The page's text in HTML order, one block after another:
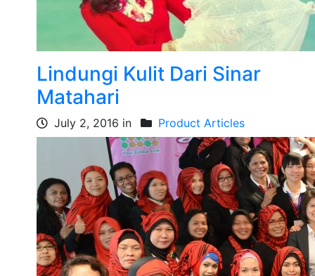
Lindungi Kulit Dari Sinar
Matahari
July 2, 2016 in Product Articles